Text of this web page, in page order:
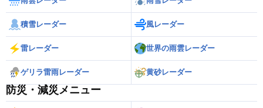
積雪レーダー 風レーダー
雷レーダー 世界の雨雲レーダー
ゲリラ雷雨レーダー 黄砂レーダー
防災・減災メニュー